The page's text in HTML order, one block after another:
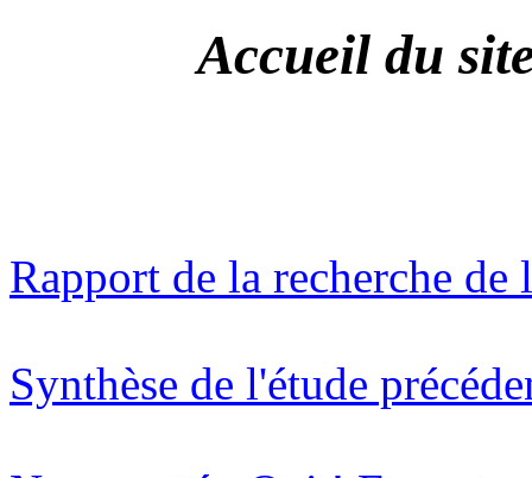
Accueil du
Rapport de la recherche de
Synthèse de l'étude